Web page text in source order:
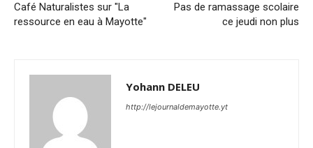
Café Naturalistes sur "La
ressource en eau à Mayotte"
Pas de ramassage scolaire
ce jeudi non plus
Yohann DELEU
http://lejournaldemayotte.yt